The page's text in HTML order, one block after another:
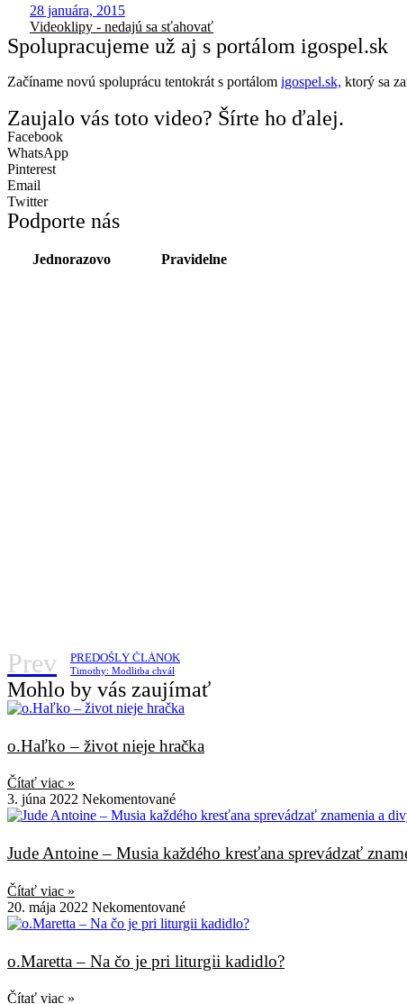
28 januára, 2015
Videoklipy - nedajú sa sťahovať
Spolupracujeme už aj s portálom igospel.sk
Začíname novú spoluprácu tentokrát s portálom igospel.sk, ktorý sa
Zaujalo vás toto video? Šírte ho ďalej.
Facebook
WhatsApp
Pinterest
Email
Twitter
Podporte nás
Jednorazovo Pravidelne
Prev PREDOŠLÝ ČLÁNOK
Timothy: Modlitba chvál
Mohlo by vás zaujímať
o.Haľko – život nieje hračka
Čítať viac »
3. júna 2022 Nekomentované
Jude Antoine – Musia každého kresťana sprevádzať
Čítať viac »
20. mája 2022 Nekomentované
o.Maretta – Na čo je pri liturgii kadidlo?
Čítať viac »